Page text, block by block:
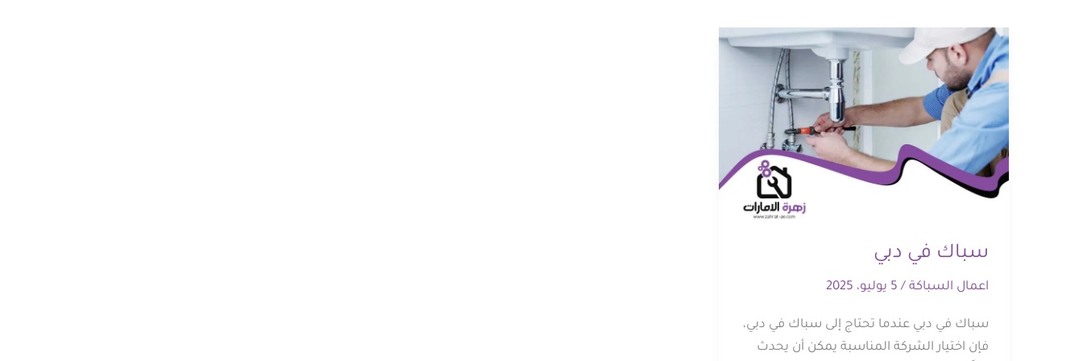
سباك في دبي
اعمال السباكة / 5 يوليو، 2025
سباك في دبي عندما تحتاج إلى سباك في دبي،
فإن اختيار الشركة المناسبة يمكن أن يحدث